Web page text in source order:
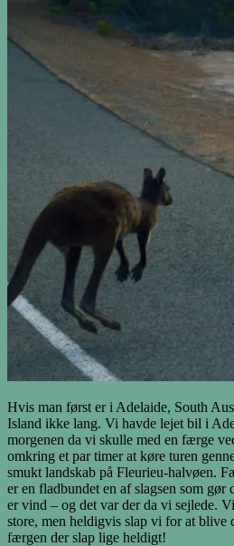
Hvis man først er i Adelaide, South
Island ikke lang. Vi havde lejet bil i
morgenen da vi skulle med en færge
omkring et par timer at køre turen
smukt landskab på Fleurieu-halvøen.
er en fladbundet en af slagsen som gør
er vind – og det var der da vi sejlede.
store, men heldigvis slap vi for at blive
færgen der slap lige heldigt!